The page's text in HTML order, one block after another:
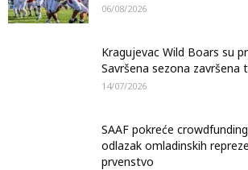
06/08/2026
Kragujevac Wild Boars su
Savršena sezona završena
14/07/2026
SAAF pokreće
odlazak omladinskih
prvenstvo